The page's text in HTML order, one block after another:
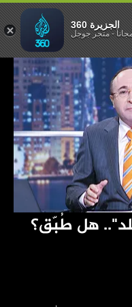
هل طُبّق؟
طُبّق؟الجزيرة 360
-متجر جوجل